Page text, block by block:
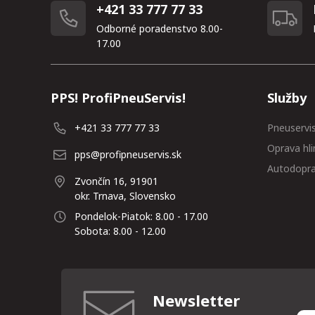
+421 33 777 77 33
Odborné poradenstvo 8.00-
17.00
PPS! ProfiPneuServis!
+421 33 777 77 33
pps@profipneuservis.sk
Zvončín 16, 91901
okr. Trnava, Slovensko
Pondelok-Piatok: 8.00 - 17.00
Sobota: 8.00 - 12.00
Služby
Oprava
Newsletter